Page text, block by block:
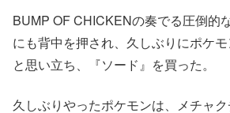
BUMP OF CHICKENの奏でる圧倒的
にも背中を押され、久しぶりにポケモ
と思い立ち、『ソード』を買った。
久しぶりやったポケモンは、メチャク